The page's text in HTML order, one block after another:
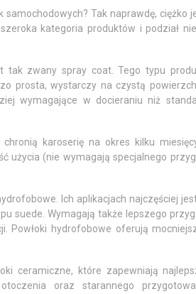
samochodowych? Tak naprawdę, ciężko
kategoria produktów i podział
tak zwany spray coat. Tego typu
prosta, wystarczy na czystą
wymagające w docieraniu niż
karoserię na okres kilku
użycia (nie wymagają specjalnego
Ich aplikacjach najczęściej
suede. Wymagają także lepszego
Powłoki hydrofobowe oferują
ceramiczne, które zapewniają
oraz starannego